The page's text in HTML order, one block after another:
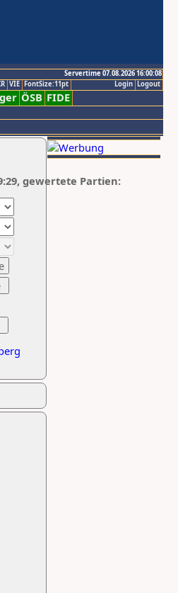
Servertime 07.08.2026 16:00:08
Logout
Login
VIE FontSize:11pt
ÖSB FIDE
gewertete Partien: